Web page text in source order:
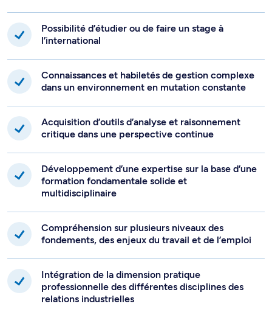
Possibilité d’étudier ou de faire un stage à
l’international
Connaissances et habiletés de gestion complexe
dans un environnement en mutation constante
Acquisition d’outils d’analyse et raisonnement
critique dans une perspective continue
Développement d’une expertise sur la base d’une
formation fondamentale solide et
multidisciplinaire
Compréhension sur plusieurs niveaux des
fondements, des enjeux du travail et de l’emploi
Intégration de la dimension pratique
professionnelle des différentes disciplines des
relations industrielles